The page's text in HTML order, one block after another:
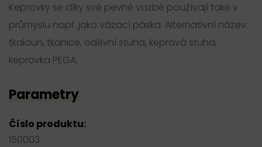
Keprovky se díky své pevné vazbě používají také v
průmyslu např. jako vázací páska. Alternativní název:
tkaloun, tkanice, oděvní stuha, keprová stuha,
keprovka PEGA.
Parametry
Číslo produktu:
150003